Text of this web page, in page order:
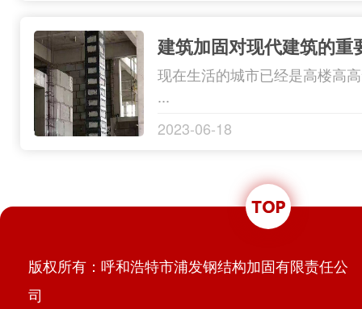
建筑加固对现代建筑的重
现在生活的城市已经是高楼高
...
2023-06-18
版权所有：呼和浩特市浦发钢结构加固有限责任公
司